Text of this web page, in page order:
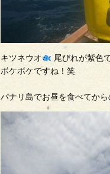
キツネウオ
尾びれが紫色
ボケボケですね！笑
パナリ島でお昼を食べてか